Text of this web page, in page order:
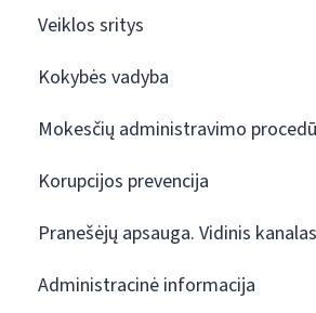
Veiklos sritys
Kokybės vadyba
Mokesčių administravimo
Korupcijos prevencija
Pranešėjų apsauga. Vidinis kanalas
Administracinė informacija